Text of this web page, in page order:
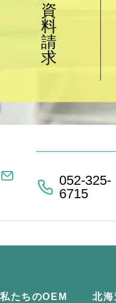
資
料
請
求
052-325-
6715
私たちのOEM 北海